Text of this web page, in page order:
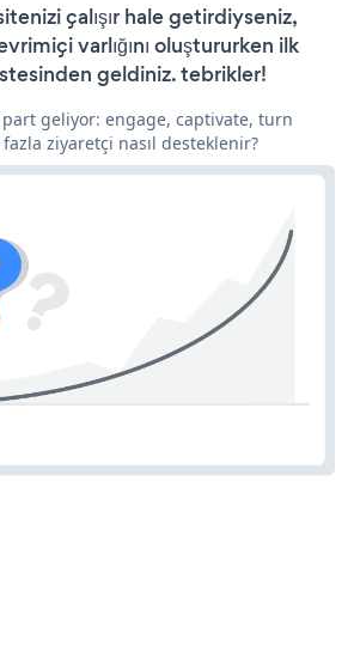
çalışır hale getirdiyseniz,
varlığını oluştururken ilk
geldiniz. tebrikler!
geliyor: engage, captivate, turn
fazla ziyaretçi nasıl desteklenir?